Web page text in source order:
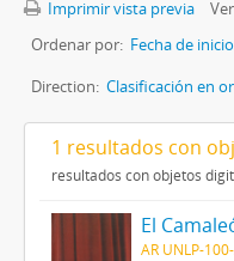
Imprimir vista previa
Ordenar por: Fecha de inicio
Direction: Clasificación en
1 resultados con
resultados con objetos
El
AR UNLP-